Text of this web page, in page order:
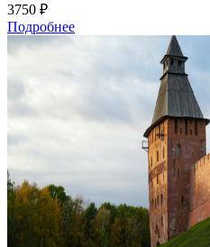
3750 ₽
Подробнее